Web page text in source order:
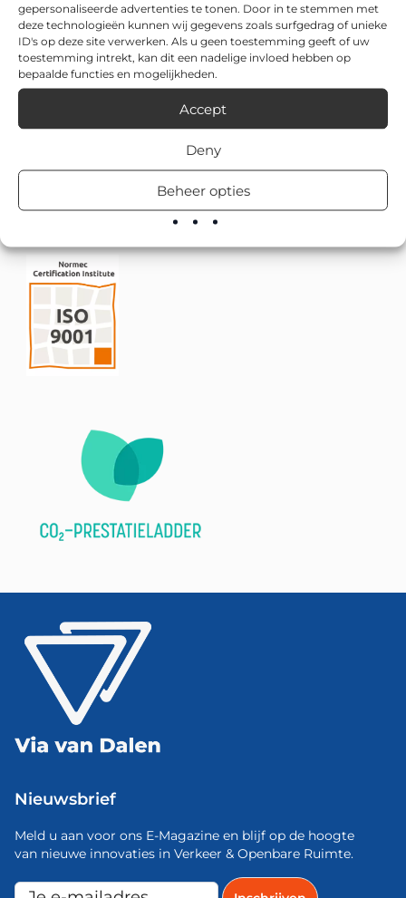
gepersonaliseerde advertenties te tonen. Door in te stemmen met
deze technologieën kunnen wij gegevens zoals surfgedrag of unieke
ID's op deze site verwerken. Als u geen toestemming geeft of uw
toestemming intrekt, kan dit een nadelige invloed hebben op
bepaalde functies en mogelijkheden.
Accept
Deny
Beheer opties
Nieuwsbrief
Meld u aan voor ons E-Magazine en blijf op de hoogte
van nieuwe innovaties in Verkeer & Openbare Ruimte.